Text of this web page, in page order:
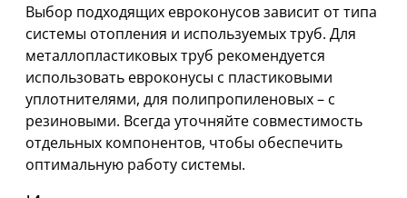
Выбор подходящих евроконусов зависит от типа
системы отопления и используемых труб. Для
металлопластиковых труб рекомендуется
использовать евроконусы с пластиковыми
уплотнителями, для полипропиленовых – с
резиновыми. Всегда уточняйте совместимость
отдельных компонентов, чтобы обеспечить
оптимальную работу системы.